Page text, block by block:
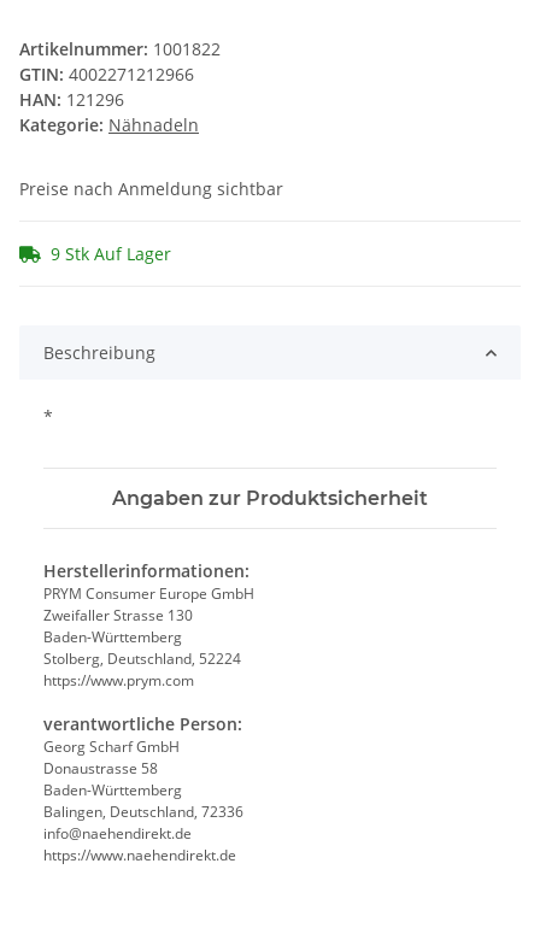
Artikelnummer: 1001822
GTIN: 4002271212966
HAN: 121296
Kategorie: Nähnadeln
Preise nach Anmeldung sichtbar
9 Stk Auf Lager
Beschreibung
*
Angaben zur Produktsicherheit
Herstellerinformationen:
PRYM Consumer Europe GmbH
Zweifaller Strasse 130
Baden-Württemberg
Stolberg, Deutschland, 52224
https://www.prym.com
verantwortliche Person:
Georg Scharf GmbH
Donaustrasse 58
Baden-Württemberg
Balingen, Deutschland, 72336
info@naehendirekt.de
https://www.naehendirekt.de